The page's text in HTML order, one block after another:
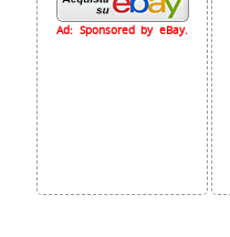
Ad: Sponsored by eBay.